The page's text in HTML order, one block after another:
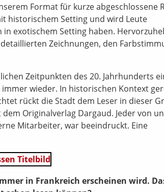
Format für kurze abgeschlossene
historischem Setting und wird Leute
exotischem Setting haben.
Zeichnungen, den
Zeitpunkten des 20. Jahrhunderts
wieder. In historischen Kontext
rückt die Stadt dem Leser in dieser
Originalverlag Dargaud. Jeder von
Mitarbeiter, war beeindruckt. Eine
in Frankreich erscheinen wird.